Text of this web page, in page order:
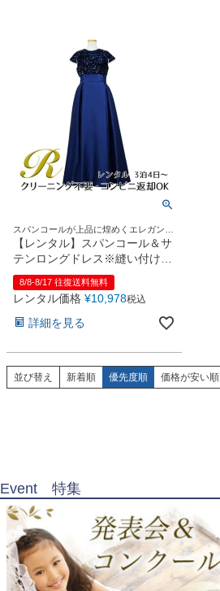
アウター
コスチューム
ジュエリー
Graduation & Entrance
卒業式・入学式
予約・配送・返却・料金
レンタルの流れ
4ステップで簡単
あんしんパック
汚れ・キズ・破損の補償
Buy & Supportご購入・サポート
07 販売・共通のご案内
品質・返品・お手入れ
08 送料・お支払い
送料・決済方法
09 お問い合わせ
電話・メール・LINE
Tsukuba Boutique
茨城県土浦市大町14-16-1F
10:00–18:00（完全予約制）
月曜日
店舗を予約する →
対応
予約 Web または お電話
特典 ヘアメイク・着付け
スタジオを予約 →
スパンコールが上品に煌めくエレガント
Ａラインロングドレス
【レンタル】スパンコール＆サ
テンロングドレス※縫い付けリ
ボン型(YP136A)ネイビー
8/8-8/17 往復送料無料
レンタル価格 ¥10,978税込
詳細を見る
並び替え 新着順 優先度順 価格が安い順
Event 特集